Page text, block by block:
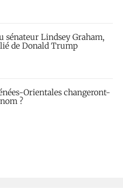
sénateur Lindsey Graham,
de Donald Trump
Orientales changeront-
?